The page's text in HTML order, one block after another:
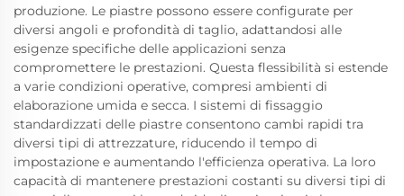
produzione. Le piastre possono essere configurate per
diversi angoli e profondità di taglio, adattandosi alle
esigenze specifiche delle applicazioni senza
compromettere le prestazioni. Questa flessibilità si estende
a varie condizioni operative, compresi ambienti di
elaborazione umida e secca. I sistemi di fissaggio
standardizzati delle piastre consentono cambi rapidi tra
diversi tipi di attrezzature, riducendo il tempo di
impostazione e aumentando l'efficienza operativa. La loro
capacità di mantenere prestazioni costanti su diversi tipi di